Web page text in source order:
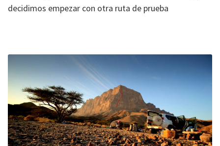
decidimos empezar con otra ruta de prueba